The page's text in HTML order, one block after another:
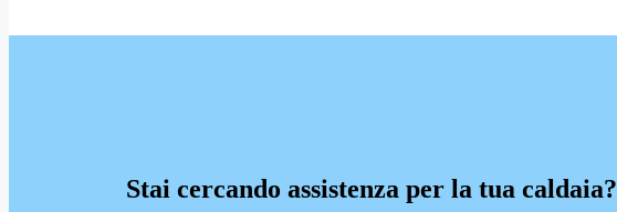
Stai cercando assistenza per la tua caldaia?